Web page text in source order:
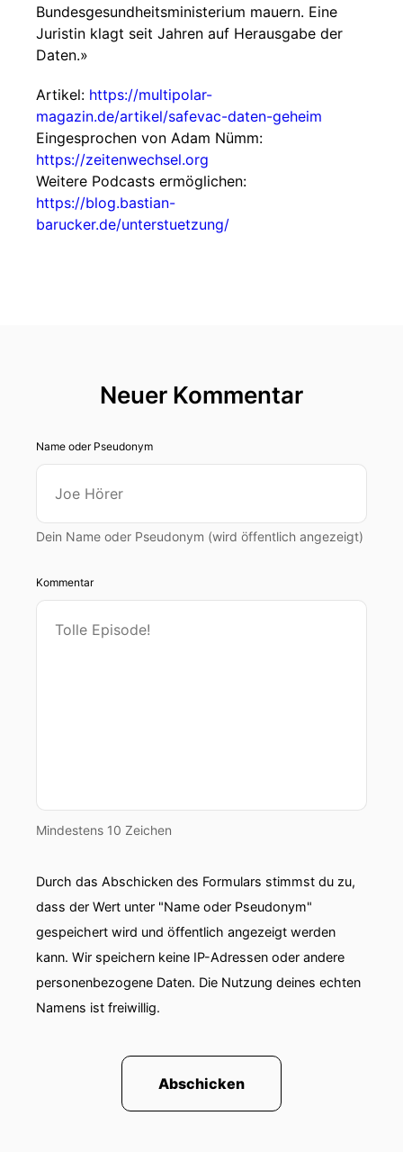
Bundesgesundheitsministerium mauern. Eine
Juristin klagt seit Jahren auf Herausgabe der
Daten.»
Artikel: https://multipolar-
magazin.de/artikel/safevac-daten-geheim
Eingesprochen von Adam Nümm:
https://zeitenwechsel.org
Weitere Podcasts ermöglichen:
https://blog.bastian-
barucker.de/unterstuetzung/
Neuer Kommentar
Name oder Pseudonym
Dein Name oder Pseudonym (wird öffentlich angezeigt)
Kommentar
Mindestens 10 Zeichen
Durch das Abschicken des Formulars stimmst du zu,
dass der Wert unter "Name oder Pseudonym"
gespeichert wird und öffentlich angezeigt werden
kann. Wir speichern keine IP-Adressen oder andere
personenbezogene Daten. Die Nutzung deines echten
Namens ist freiwillig.
Abschicken